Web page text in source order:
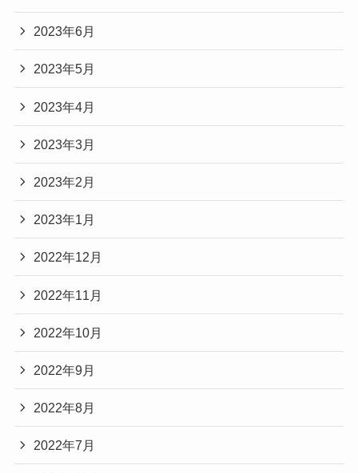
2023年6月
2023年5月
2023年4月
2023年3月
2023年2月
2023年1月
2022年12月
2022年11月
2022年10月
2022年9月
2022年8月
2022年7月